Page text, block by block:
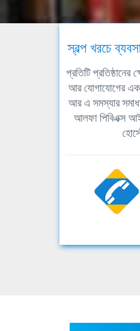
স্বল্প খরচে
প্রতিটি
আর যোগাযোগের
আর এ সমস্যার
আলফা পিবিএক্স